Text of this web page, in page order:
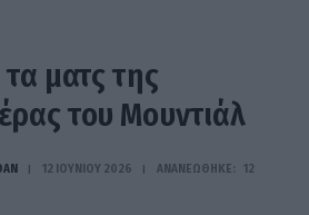
ματς της
του Μουντιάλ
12 ΙΟΥΝΊΟΥ 2026 ΑΝΑΝΕΏΘΗΚΕ: 12